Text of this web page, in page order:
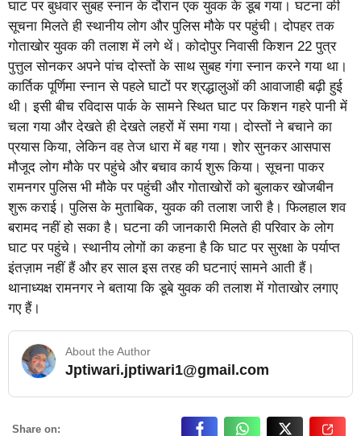
घाट पर बुधवार सुबह स्नान के दौरान एक युवक के डूब गया‌। घटना की
सूचना मिलते ही स्थानीय लोग और पुलिस मौके पर पहुंची। दोपहर तक
गोताखोर युवक की तलाश में लगे थें। कोदोपुर निवासी किशन 22 पुत्र
पुत्तुल सोनकर अपने पांच दोस्तों के साथ सुबह गंगा स्नान करने गया था।
कार्तिक पूर्णिमा स्नान से पहले घाटों पर श्रद्धालुओं की आवाजाही बढ़ी हुई
थी। इसी बीच रविदास पार्क के सामने स्थित घाट पर किशन गहरे पानी में
चला गया और देखते ही देखते लहरों में समा गया। दोस्तों ने बचाने का
प्रयास किया, लेकिन वह तेज धारा में बह गया। शोर सुनकर आसपास
मौजूद लोग मौके पर पहुंचे और बचाव कार्य शुरू किया। सूचना पाकर
रामनगर पुलिस भी मौके पर पहुंची और गोताखोरों को बुलाकर खोजबीन
शुरू कराई। पुलिस के मुताबिक, युवक की तलाश जारी है। फिलहाल शव
बरामद नहीं हो सका है। घटना की जानकारी मिलते ही परिवार के लोग
घाट पर पहुंचे। स्थानीय लोगों का कहना है कि घाट पर सुरक्षा के पर्याप्त
इंतज़ाम नहीं हैं और हर साल इस तरह की घटनाएं सामने आती हैं।
थानाध्यक्ष रामनगर ने बताया कि डूबे युवक की तलाश में गोताखोर लगाए
गए हैं।
About the Author
Jptiwari.jptiwari1@gmail.com… Read More
Share on: